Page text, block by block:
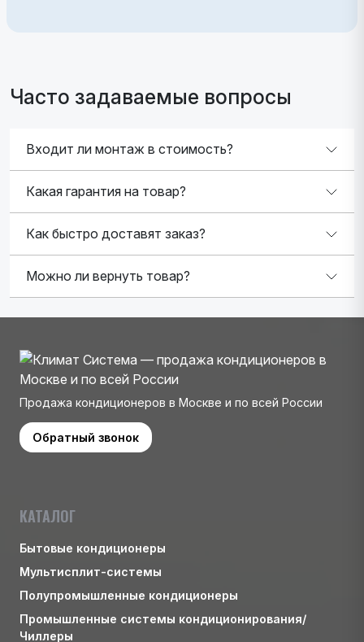
Часто задаваемые вопросы
Входит ли монтаж в стоимость?
Какая гарантия на товар?
Как быстро доставят заказ?
Можно ли вернуть товар?
Продажа кондиционеров в Москве и по всей России
Обратный звонок
КАТАЛОГ
Бытовые кондиционеры
Мультисплит-системы
Полупромышленные кондиционеры
Промышленные системы кондиционирования/
Чиллеры